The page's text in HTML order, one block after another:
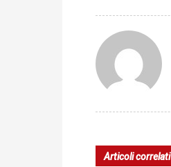
Articoli correlati